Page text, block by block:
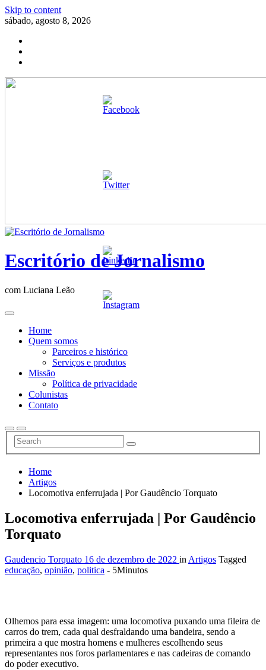
Skip to content
sábado, agosto 8, 2026
Escritório de Jornalismo
com Luciana Leão
Home
Quem somos
Parceiros e histórico
Serviços e produtos
Missão
Política de privacidade
Colunistas
Contato
Home
Artigos
Locomotiva enferrujada | Por Gaudêncio Torquato
Locomotiva enferrujada | Por Gaudêncio
Torquato
Gaudencio Torquato 16 de dezembro de 2022 in Artigos Tagged
educação, opinião, politica - 5Minutos
Olhemos para essa imagem: uma locomotiva puxando uma fileira de
carros do trem, cada qual desfraldando uma bandeira, sendo a
primeira a que mostra homens e mulheres escolhendo seus
representantes nos foros parlamentares e nas cadeiras de comando
do poder executivo.